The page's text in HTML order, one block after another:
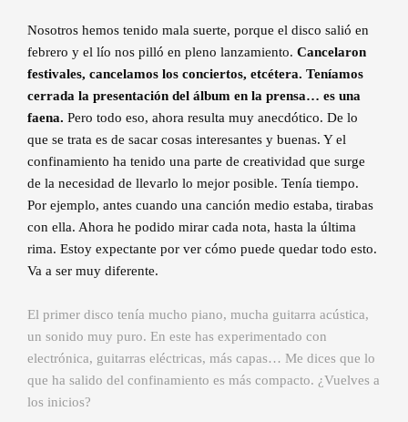
Nosotros hemos tenido mala suerte, porque el disco salió en
febrero y el lío nos pilló en pleno lanzamiento. Cancelaron
festivales, cancelamos los conciertos, etcétera. Teníamos
cerrada la presentación del álbum en la prensa… es una
faena. Pero todo eso, ahora resulta muy anecdótico. De lo
que se trata es de sacar cosas interesantes y buenas. Y el
confinamiento ha tenido una parte de creatividad que surge
de la necesidad de llevarlo lo mejor posible. Tenía tiempo.
Por ejemplo, antes cuando una canción medio estaba, tirabas
con ella. Ahora he podido mirar cada nota, hasta la última
rima. Estoy expectante por ver cómo puede quedar todo esto.
Va a ser muy diferente.
El primer disco tenía mucho piano, mucha guitarra acústica,
un sonido muy puro. En este has experimentado con
electrónica, guitarras eléctricas, más capas… Me dices que lo
que ha salido del confinamiento es más compacto. ¿Vuelves a
los inicios?